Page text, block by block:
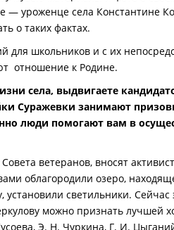
уроженце села Константине
о таких фактах.
для школьников и с их
отношение к Родине.
села, выдвигаете
Суражевки занимают
люди помогают вам в
ветеранов, вносят
облагородили озеро,
светильники. Сейчас
можно признать лучшей
Э. Н. Чуркина, Г. И.